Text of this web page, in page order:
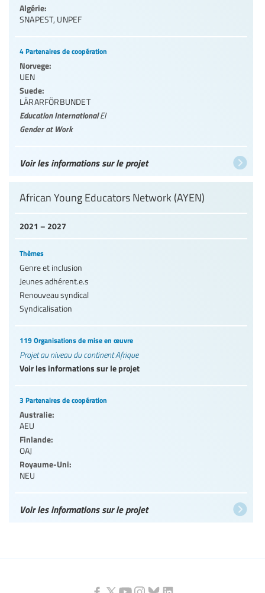
Algérie:
SNAPEST, UNPEF
4 Partenaires de coopération
Norvege:
UEN
Suede:
LÄRARFÖRBUNDET
Education InternationalEI
Gender at Work
Voir les informations sur le projet
2021 – 2027
African Young Educators Network (AYEN)
Thèmes
Genre et inclusion
Jeunes adhérent.e.s
Renouveau syndical
Syndicalisation
119 Organisations de mise en œuvre
Projet au niveau du continent Afrique
Voir les informations sur le projet
3 Partenaires de coopération
Australie:
AEU
Finlande:
OAJ
Royaume-Uni:
NEU
Voir les informations sur le projet